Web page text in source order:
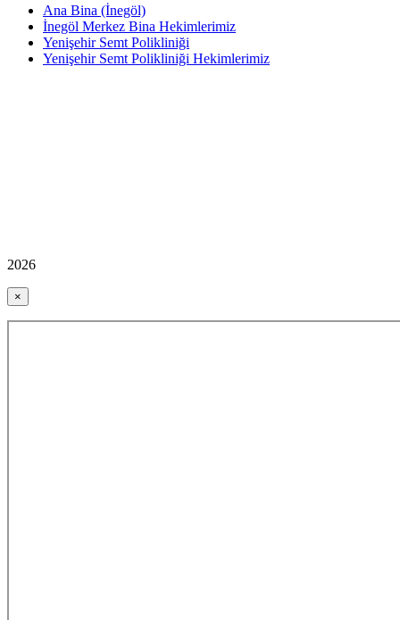
Ana Bina (İnegöl)
İnegöl Merkez Bina Hekimlerimiz
Yenişehir Semt Polikliniği
Yenişehir Semt Polikliniği Hekimlerimiz
2026
×